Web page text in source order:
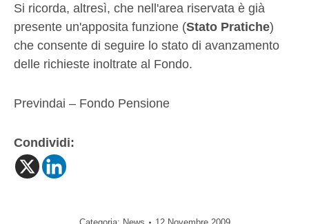
Si ricorda, altresì, che nell'area riservata è già
presente un'apposita funzione (Stato Pratiche)
che consente di seguire lo stato di avanzamento
delle richieste inoltrate al Fondo.
Previndai – Fondo Pensione
Condividi: